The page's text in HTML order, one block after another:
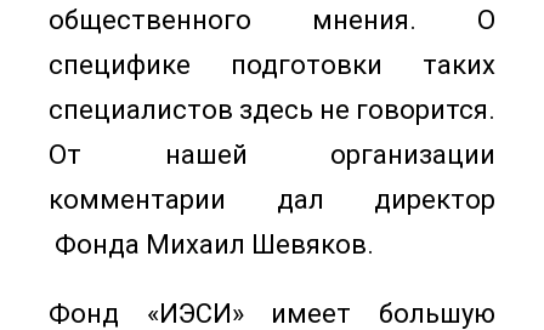
общественного мнения. О
специфике подготовки таких
специалистов здесь не говорится.
От нашей организации
комментарии дал директор
Фонда Михаил Шевяков.
Фонд «ИЭСИ» имеет большую